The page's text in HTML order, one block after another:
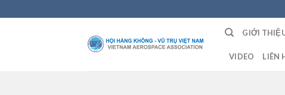
to
GIỚI
VIDEO LIÊN